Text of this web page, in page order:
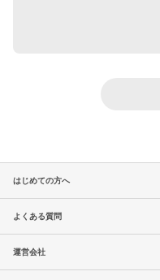
はじめての方へ
よくある質問
運営会社